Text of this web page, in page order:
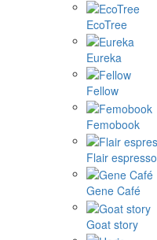
EcoTree
Eureka
Fellow
Femobook
Flair espresso
Gene Café
Goat story